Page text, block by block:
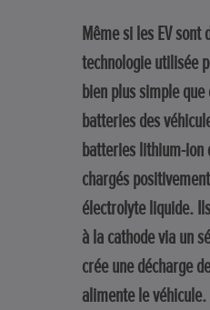
Même si les EV
technologie utilisée
bien plus simple
batteries des
batteries lithium-ion
chargés
électrolyte liquide.
à la cathode via un
crée une décharge
alimente le véhicule.